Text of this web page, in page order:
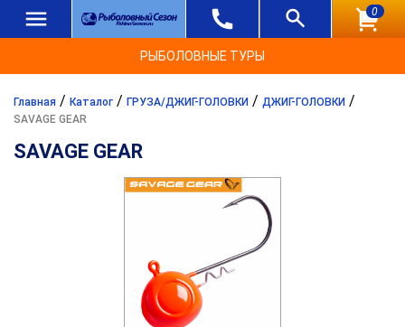
0
РЫБОЛОВНЫЕ ТУРЫ
Главная / Каталог / ГРУЗА/ДЖИГ-ГОЛОВКИ / ДЖИГ-ГОЛОВКИ /
SAVAGE GEAR
SAVAGE GEAR